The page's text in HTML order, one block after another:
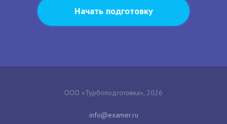
Начать подготовку
ООО «Турбоподготовка», 2026